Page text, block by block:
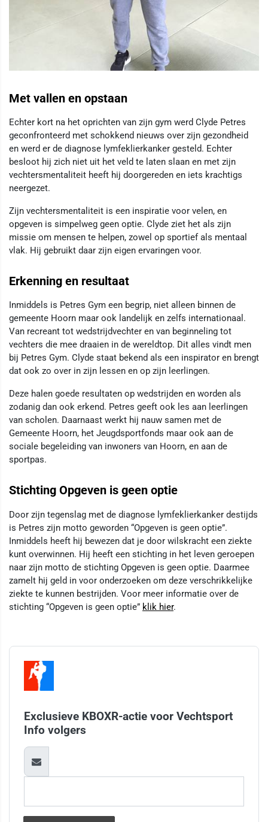
Met vallen en opstaan
Echter kort na het oprichten van zijn gym werd Clyde Petres
geconfronteerd met schokkend nieuws over zijn gezondheid
en werd er de diagnose lymfeklierkanker gesteld. Echter
besloot hij zich niet uit het veld te laten slaan en met zijn
vechtersmentaliteit heeft hij doorgereden en iets krachtigs
neergezet.
Zijn vechtersmentaliteit is een inspiratie voor velen, en
opgeven is simpelweg geen optie. Clyde ziet het als zijn
missie om mensen te helpen, zowel op sportief als mentaal
vlak. Hij gebruikt daar zijn eigen ervaringen voor.
Erkenning en resultaat
Inmiddels is Petres Gym een begrip, niet alleen binnen de
gemeente Hoorn maar ook landelijk en zelfs internationaal.
Van recreant tot wedstrijdvechter en van beginneling tot
vechters die mee draaien in de wereldtop. Dit alles vindt men
bij Petres Gym. Clyde staat bekend als een inspirator en brengt
dat ook zo over in zijn lessen en op zijn leerlingen.
Deze halen goede resultaten op wedstrijden en worden als
zodanig dan ook erkend. Petres geeft ook les aan leerlingen
van scholen. Daarnaast werkt hij nauw samen met de
Gemeente Hoorn, het Jeugdsportfonds maar ook aan de
sociale begeleiding van inwoners van Hoorn, en aan de
sportpas.
Stichting Opgeven is geen optie
Door zijn tegenslag met de diagnose lymfeklierkanker destijds
is Petres zijn motto geworden “Opgeven is geen optie”.
Inmiddels heeft hij bewezen dat je door wilskracht een ziekte
kunt overwinnen. Hij heeft een stichting in het leven geroepen
naar zijn motto de stichting Opgeven is geen optie. Daarmee
zamelt hij geld in voor onderzoeken om deze verschrikkelijke
ziekte te kunnen bestrijden. Voor meer informatie over de
stichting “Opgeven is geen optie” klik hier.
Exclusieve KBOXR-actie voor Vechtsport
Info volgers